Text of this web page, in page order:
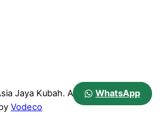
WhatsApp
Jaya Kubah. All Rights Reserved.
Vodeco